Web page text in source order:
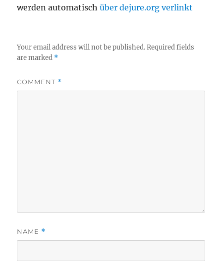
werden automatischüber dejure.org verlinkt
Your email address will not be published. Required fields
are marked *
COMMENT *
NAME *